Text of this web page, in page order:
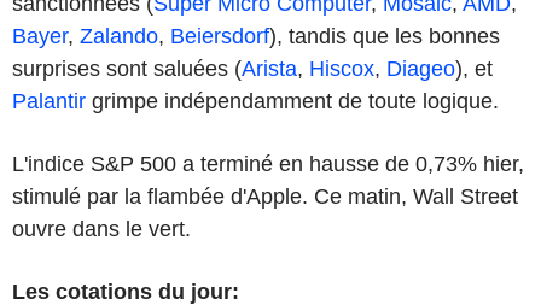
Bayer, Zalando, Beiersdorf), tandis que les bonnes
surprises sont saluées (Arista, Hiscox, Diageo), et
Palantir grimpe indépendamment de toute logique.
L'indice S&P 500 a terminé en hausse de 0,73% hier,
stimulé par la flambée d'Apple. Ce matin, Wall Street
ouvre dans le vert.
Les cotations du jour: